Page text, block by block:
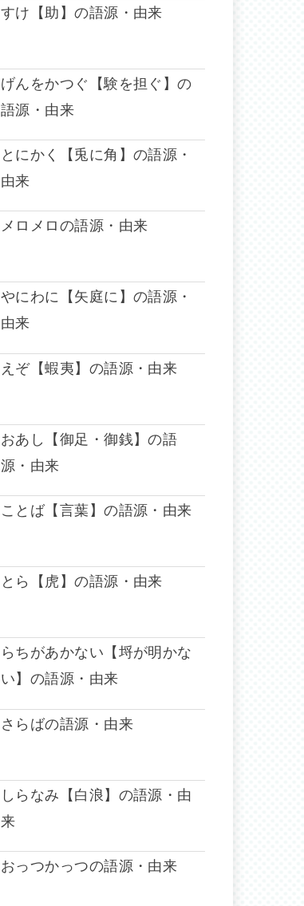
すけ【助】の語源・由来
げんをかつぐ【験を担ぐ】の
語源・由来
とにかく【兎に角】の語源・
由来
メロメロの語源・由来
やにわに【矢庭に】の語源・
由来
えぞ【蝦夷】の語源・由来
おあし【御足・御銭】の語
源・由来
ことば【言葉】の語源・由来
とら【虎】の語源・由来
らちがあかない【埒が明かな
い】の語源・由来
さらばの語源・由来
しらなみ【白浪】の語源・由
来
おっつかっつの語源・由来